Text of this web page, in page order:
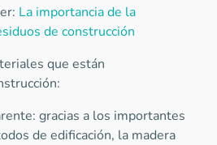
La importancia de la
de construcción
que están
gracias a los importantes
de edificación, la madera